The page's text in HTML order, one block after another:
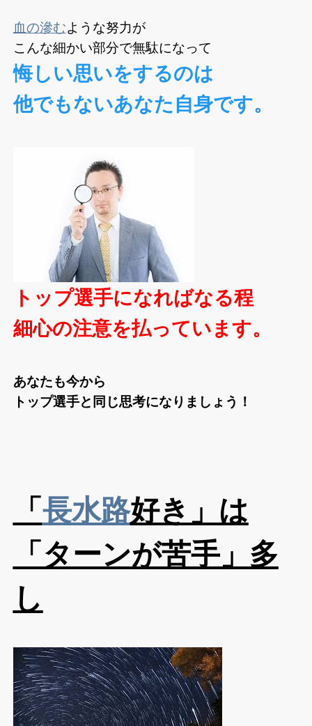
血の滲むような努力が
こんな細かい部分で無駄になって
悔しい思いをするのは
他でもないあなた自身です。
トップ選手になればなる程
細心の注意を払っています。
あなたも今から
トップ選手と同じ思考になりましょう！
「長水路好き」は
「ターンが苦手」多
し